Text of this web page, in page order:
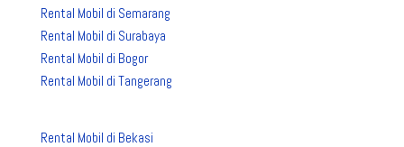
Rental Mobil di Semarang
Rental Mobil di Surabaya
Rental Mobil di Bogor
Rental Mobil di Tangerang
Rental Mobil di Bekasi